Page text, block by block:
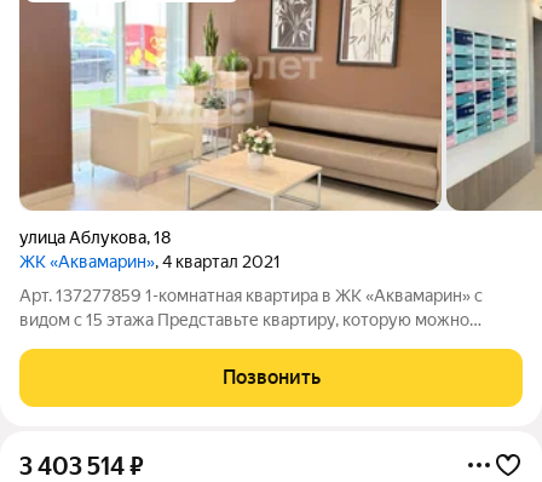
улица Аблукова,18
ЖК «Аквамарин», 4 квартал 2021
Арт. 137277859 1-комнатная квартира в ЖК «Аквамарин» с
видом с 15 этажа Представьте квартиру, которую можно
ремонт и сомнительные дизайнерские решения. Просторная
однокомнатная квартира в
Позвонить
3 403 514₽